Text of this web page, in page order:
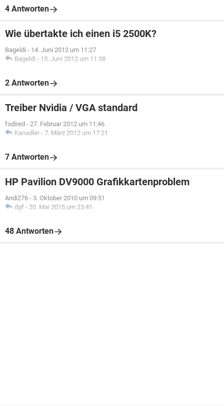
4 Antworten
Wie übertakte ich einen i5 2500K?
Bageldi - 14. Juni 2012 um 11:27
Bageldi - 15. Juni 2012 um 11:38
2 Antworten
Treiber Nvidia / VGA standard
fodired - 27. Februar 2012 um 11:46
Kanadler - 7. März 2012 um 17:21
7 Antworten
HP Pavilion DV9000 Grafikkartenproblem
Andi276 - 3. Oktober 2010 um 09:51
dgf - 20. Mai 2015 um 23:41
48 Antworten